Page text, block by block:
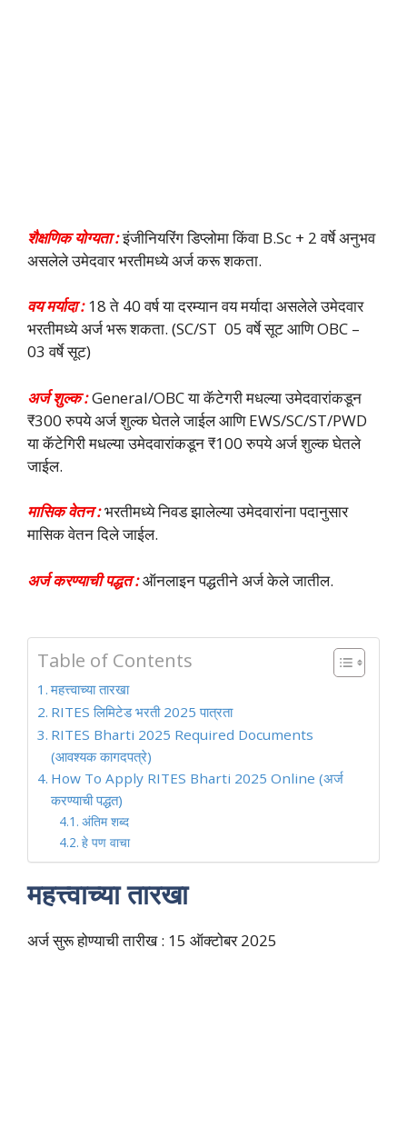
शैक्षणिक योग्यता :इंजीनियरिंग डिप्लोमा किंवा B.Sc + 2 वर्षे अनुभव
असलेले उमेदवार भरतीमध्ये अर्ज करू शकता.
वय मर्यादा :18 ते 40 वर्ष या दरम्यान वय मर्यादा असलेले उमेदवार
भरतीमध्ये अर्ज भरू शकता. (SC/ST 05 वर्षे सूट आणि OBC –
03 वर्षे सूट)
अर्ज शुल्क :General/OBC या कॅटेगरी मधल्या उमेदवारांकडून
₹300 रुपये अर्ज शुल्क घेतले जाईल आणि EWS/SC/ST/PWD
या कॅटेगिरी मधल्या उमेदवारांकडून ₹100 रुपये अर्ज शुल्क घेतले
जाईल.
मासिक वेतन :भरतीमध्ये निवड झालेल्या उमेदवारांना पदानुसार
मासिक वेतन दिले जाईल.
अर्ज करण्याची पद्धत :ऑनलाइन पद्धतीने अर्ज केले जातील.
Table of Contents
महत्त्वाच्या तारखा
RITES लिमिटेड भरती 2025 पात्रता
RITES Bharti 2025 Required Documents
(आवश्यक कागदपत्रे)
How To Apply RITES Bharti 2025 Online (अर्ज
करण्याची पद्धत)
अंतिम शब्द
हे पण वाचा
महत्त्वाच्या तारखा
अर्ज सुरू होण्याची तारीख : 15 ऑक्टोबर 2025